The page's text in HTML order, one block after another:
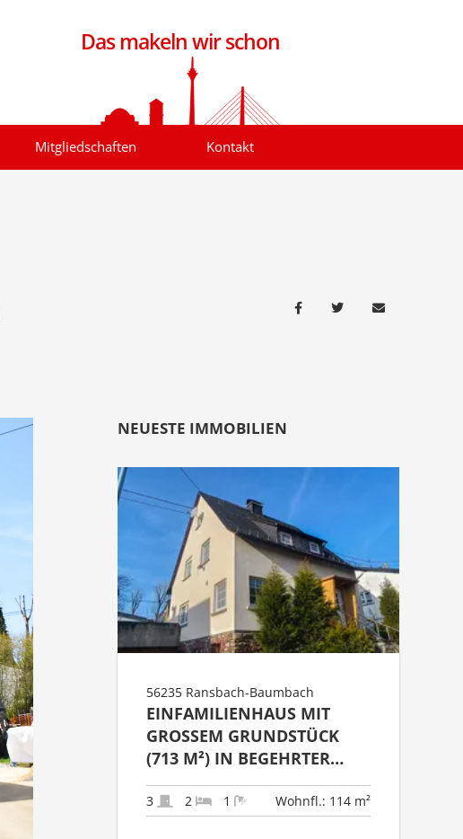
Das makeln wir schon
Mitgliedschaften Kontakt
NEUESTE IMMOBILIEN
56235 Ransbach-Baumbach
EINFAMILIENHAUS MIT
GROSSEM GRUNDSTÜCK (
713 M²) IN BEGEHRTER L
AGE VON RANSBACH-B
AUMBACH!
3 2 1 Wohnfl.: 114 m²